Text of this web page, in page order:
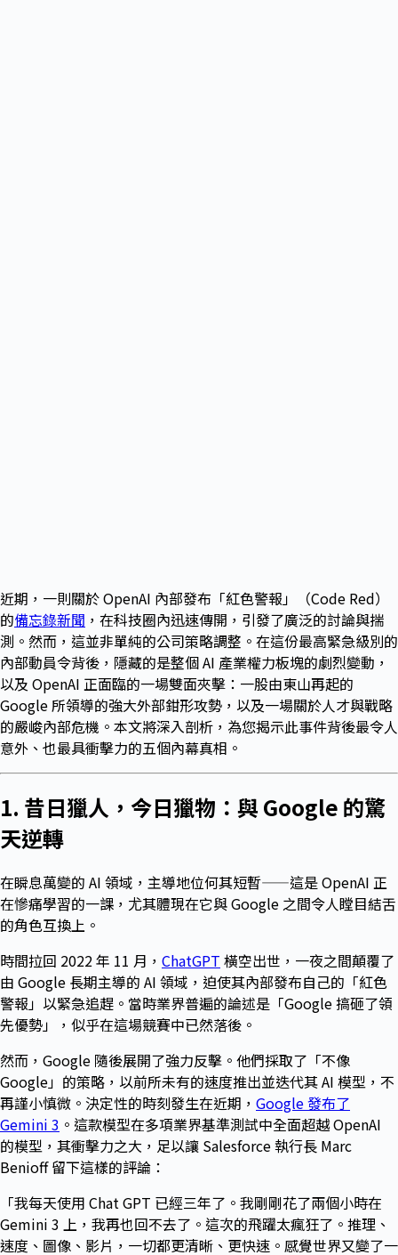
近期，一則關於 OpenAI 內部發布「紅色警報」（Code Red）
的備忘錄新聞 ，在科技圈內迅速傳開，引發了廣泛的討論與揣
測。然而，這並非單純的公司策略調整。在這份最高緊急級別的
內部動員令背後，隱藏的是整個 AI 產業權力板塊的劇烈變動，
以及 OpenAI 正面臨的一場雙面夾擊：一股由東山再起的
Google 所領導的強大外部鉗形攻勢，以及一場關於人才與戰略
的嚴峻內部危機。本文將深入剖析，為您揭示此事件背後最令人
意外、也最具衝擊力的五個內幕真相。
1. 昔日獵人，今日獵物：與 Google 的驚
天逆轉
在瞬息萬變的 AI 領域，主導地位何其短暫——這是 OpenAI 正
在慘痛學習的一課，尤其體現在它與 Google 之間令人瞠目結舌
的角色互換上。
時間拉回 2022 年 11 月， ChatGPT 橫空出世，一夜之間顛覆了
由 Google 長期主導的 AI 領域，迫使其內部發布自己的「紅色
警報」以緊急追趕。當時業界普遍的論述是「Google 搞砸了領
先優勢」，似乎在這場競賽中已然落後。
然而，Google 隨後展開了強力反擊。他們採取了「不像
Google」的策略，以前所未有的速度推出並迭代其 AI 模型，不
再謹小慎微。決定性的時刻發生在近期， Google 發布了
Gemini 3 。這款模型在多項業界基準測試中全面超越 OpenAI
的模型，其衝擊力之大，足以讓 Salesforce 執行長 Marc
Benioff 留下這樣的評論：
「我每天使用 Chat GPT 已經三年了。我剛剛花了兩個小時在
Gemini 3 上，我再也回不去了。這次的飛躍太瘋狂了。推理、
速度、圖像、影片，一切都更清晰、更快速。感覺世界又變了一